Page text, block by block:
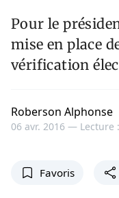
Pour le
mise en place
vérification
Roberson Alphonse
06 avr. 2016 — Lecture
Favoris